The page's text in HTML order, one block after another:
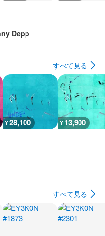
Depp
すべて見る
¥28,100 ¥13,900
すべて見る